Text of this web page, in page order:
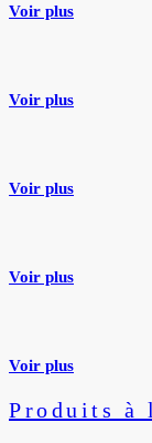
Voir plus
Voir plus
Voir plus
Voir plus
Voir plus
Produits à